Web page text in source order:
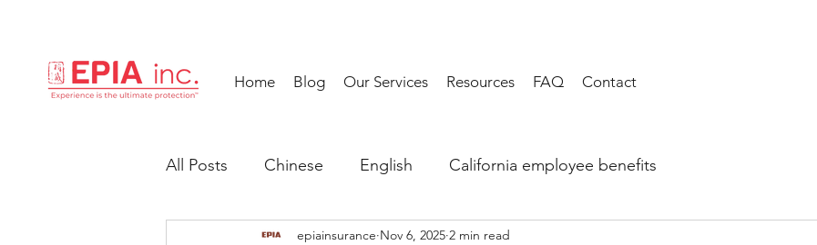
Home Blog Our Services Resources FAQ Contact
All Posts Chinese English California employee benefits
epiainsurance Nov 6, 2025 2 min read